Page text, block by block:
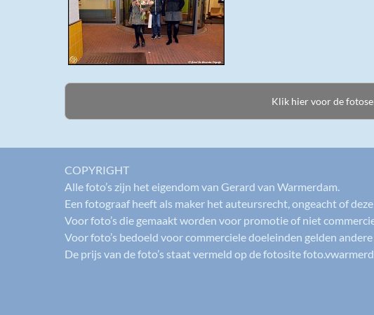
COPYRIGHT
Alle foto’s zijn het eigendom van Gerard van Warmerdam.
Een fotograaf heeft als maker het auteursrecht, ongeacht of
Voor foto’s die gemaakt worden voor promotie of niet
Voor foto’s bedoeld voor commerciele doeleinden gelden
De prijs van de foto’s staat vermeld op de fotosite